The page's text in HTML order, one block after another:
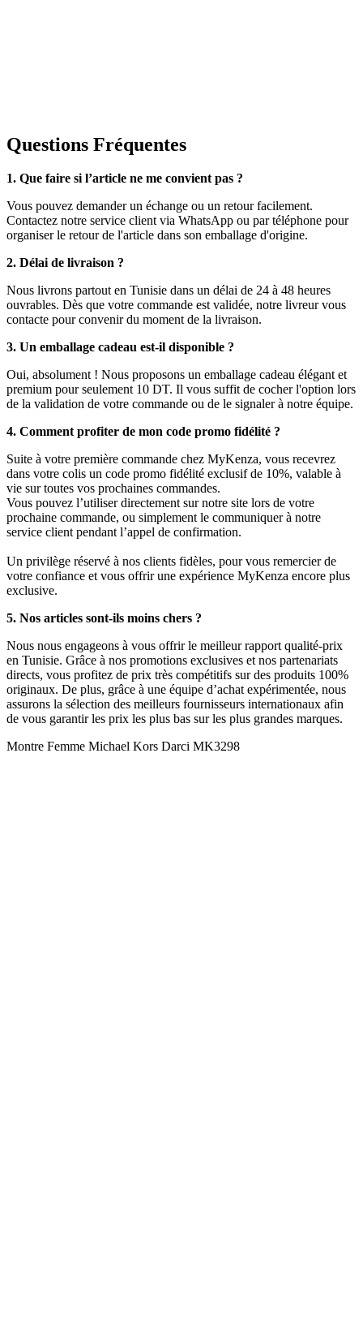
Questions Fréquentes
1. Que faire si l’article ne me convient pas ?
Vous pouvez demander un échange ou un retour facilement.
Contactez notre service client via WhatsApp ou par téléphone pour
organiser le retour de l'article dans son emballage d'origine.
2. Délai de livraison ?
Nous livrons partout en Tunisie dans un délai de 24 à 48 heures
ouvrables. Dès que votre commande est validée, notre livreur vous
contacte pour convenir du moment de la livraison.
3. Un emballage cadeau est-il disponible ?
Oui, absolument ! Nous proposons un emballage cadeau élégant et
premium pour seulement 10 DT. Il vous suffit de cocher l'option lors
de la validation de votre commande ou de le signaler à notre équipe.
4. Comment profiter de mon code promo fidélité ?
Suite à votre première commande chez MyKenza, vous recevrez
dans votre colis un code promo fidélité exclusif de 10%, valable à
vie sur toutes vos prochaines commandes.
Vous pouvez l’utiliser directement sur notre site lors de votre
prochaine commande, ou simplement le communiquer à notre
service client pendant l’appel de confirmation.
Un privilège réservé à nos clients fidèles, pour vous remercier de
votre confiance et vous offrir une expérience MyKenza encore plus
exclusive.
5. Nos articles sont-ils moins chers ?
Nous nous engageons à vous offrir le meilleur rapport qualité-prix
en Tunisie. Grâce à nos promotions exclusives et nos partenariats
directs, vous profitez de prix très compétitifs sur des produits 100%
originaux. De plus, grâce à une équipe d’achat expérimentée, nous
assurons la sélection des meilleurs fournisseurs internationaux afin
de vous garantir les prix les plus bas sur les plus grandes marques.
Montre Femme Michael Kors Darci MK3298